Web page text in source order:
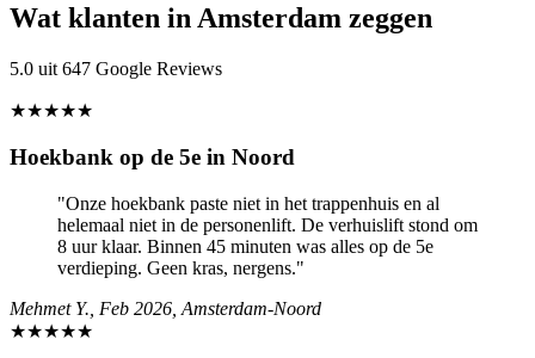
Wat klanten in Amsterdam zeggen
5.0 uit 647 Google Reviews
★★★★★
Hoekbank op de 5e in Noord
"Onze hoekbank paste niet in het trappenhuis en al
helemaal niet in de personenlift. De verhuislift stond om
8 uur klaar. Binnen 45 minuten was alles op de 5e
verdieping. Geen kras, nergens."
Mehmet Y., Feb 2026, Amsterdam-Noord
★★★★★